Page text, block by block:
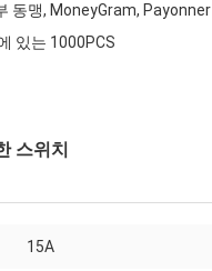
동맹, MoneyGram, Payonner
있는 1000PCS
스위치
15A